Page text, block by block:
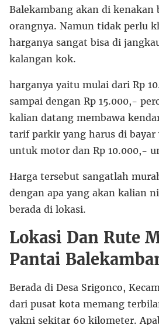
Balekambang akan di kenakan
orangnya. Namun tidak perlu
harganya sangat bisa di
kalangan kok.
harganya yaitu mulai dari Rp
sampai dengan Rp 15.000,-
kalian datang membawa
tarif parkir yang harus di bayar
untuk motor dan Rp 10.000,-
Harga tersebut sangatlah
dengan apa yang akan kalian
berada di lokasi.
Lokasi Dan Rute
Pantai
Berada di Desa Srigonco,
dari pusat kota memang
yakni sekitar 60 kilometer.